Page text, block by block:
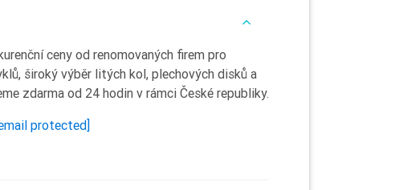
ceny od renomovaných firem pro
široký výběr litých kol, plechových disků a
zdarma od 24 hodin v rámci České republiky.
protected]